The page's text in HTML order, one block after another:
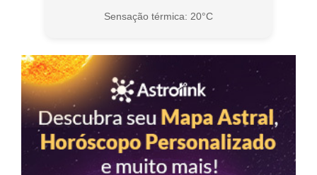
Sensação térmica: 20°C